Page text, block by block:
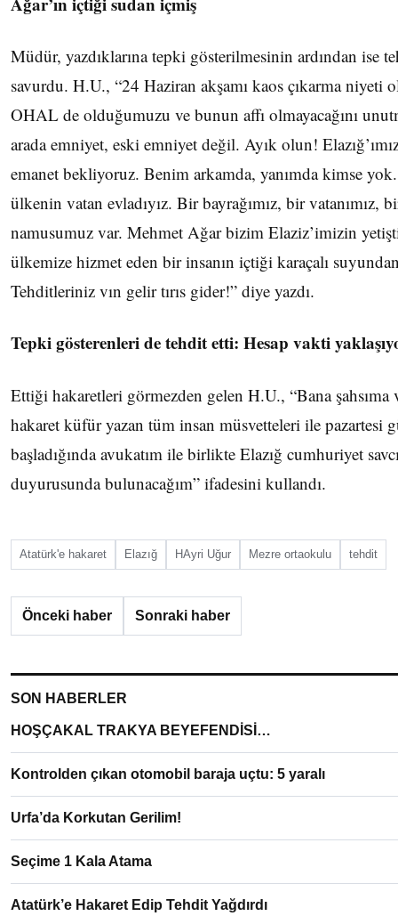
Müdür, yazdıklarına tepki gösterilmesinin ardından ise
savurdu. H.U., “24 Haziran akşamı kaos çıkarma niyeti
OHAL de olduğumuzu ve bunun affı olmayacağını
arada emniyet, eski emniyet değil. Ayık olun!
emanet bekliyoruz. Benim arkamda, yanımda kimse
ülkenin vatan evladıyız. Bir bayrağımız, bir vatanımız,
namusumuz var. Mehmet Ağar bizim Elaziz’imizin
ülkemize hizmet eden bir insanın içtiği karaçalı
Tehditleriniz vın gelir tırıs gider!” diye yazdı.
Tepki gösterenleri de tehdit etti: Hesap vakti
Ettiği hakaretleri görmezden gelen H.U., “Bana şahsıma
hakaret küfür yazan tüm insan müsvetteleri ile pazartesi
başladığında avukatım ile birlikte Elazığ cumhuriyet
duyurusunda bulunacağım” ifadesini kullandı.
Atatürk'e hakaret Elazığ HAyri Uğur Mezre ortaokulu tehdit
Önceki haber Sonraki haber
SON HABERLER
HOŞÇAKAL TRAKYA BEYEFENDİSİ…
Kontrolden çıkan otomobil baraja uçtu: 5 yaralı
Urfa’da Korkutan Gerilim!
Seçime 1 Kala Atama
Atatürk’e Hakaret Edip Tehdit Yağdırdı